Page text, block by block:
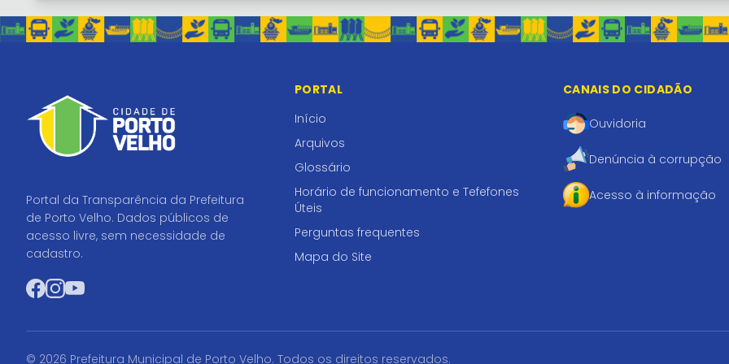
Portal da Transparência da Prefeitura
de Porto Velho. Dados públicos de
acesso livre, sem necessidade de
cadastro.
Facebook
Instagram
YouTube
PORTAL
Início
Arquivos
Glossário
Horário de funcionamento e Tefefones
Úteis
Perguntas frequentes
Mapa do Site
CANAIS DO CIDADÃO
Ouvidoria
Denúncia à corrupção
Acesso à informação
© 2026 Prefeitura Municipal de Porto Velho. Todos os direitos reservados.